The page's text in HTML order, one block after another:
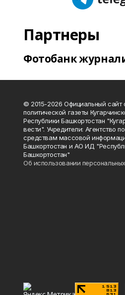
Партнеры
Фотобанк
© 2015-2026 Официальный сайт
политической газеты
Республики Башкортостан
вести". Учредители: Агентство
средствам массовой
Башкортостан и АО ИД
Башкортостан"
Об использовании